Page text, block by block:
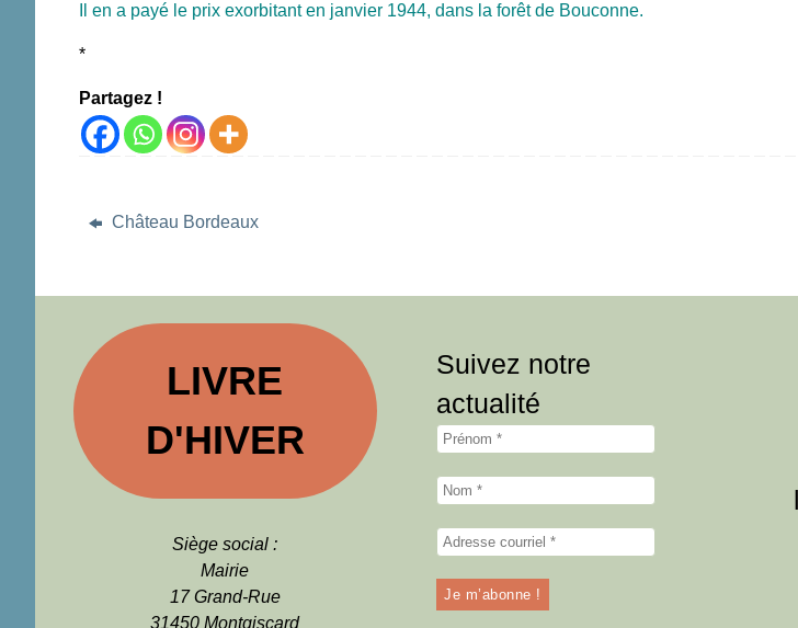
Il en a payé le prix exorbitant en janvier 1944, dans la forêt de Bouconne.
*
Partagez !
Château Bordeaux
LIVRE
D'HIVER
Siège social :
Mairie
17 Grand-Rue
31450 Montgiscard
Suivez notre
actualité